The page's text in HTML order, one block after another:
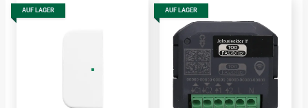
AUF LAGER AUF LAGER